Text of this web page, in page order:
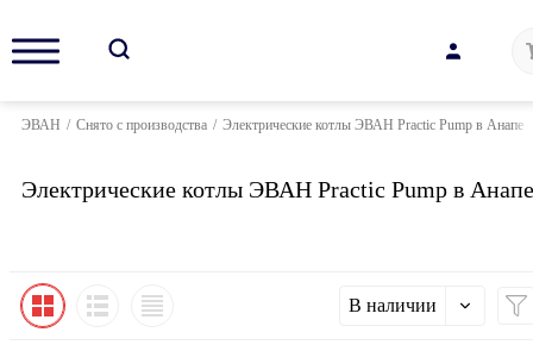
ЭВАН / Снято с производства / Электрические котлы ЭВАН Practic Pump в Анапе
Электрические котлы ЭВАН Practic Pump в Анапе
В наличии